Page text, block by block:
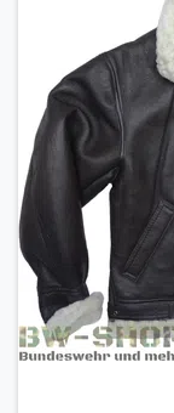
Militärstiefel
Sportschuhen
US Air Force
für die normale
Battle Uniform
Aus
Modell
sage green
Lasche am
Einstieg